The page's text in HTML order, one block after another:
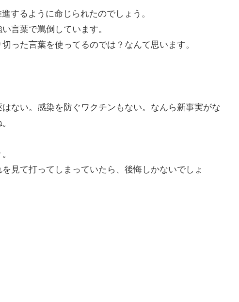
するように命じられたのでしょう。
言葉で罵倒しています。
った言葉を使ってるのでは？なんて思います。
ない。感染を防ぐワクチンもない。なんら新事実がな
見て打ってしまっていたら、後悔しかないでしょ